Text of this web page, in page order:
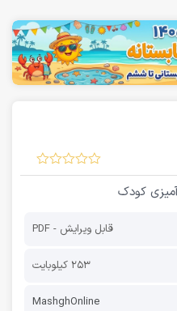
قابل ویرایش - PDF
253 کیلوبایت
MashghOnline